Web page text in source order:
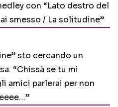
con “Lato destro del
smesso / La solitudine”
sto cercando un
“Chissà se tu mi
amici parlerai per non